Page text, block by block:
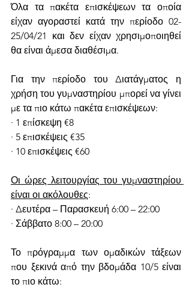
Όλα τα πακέτα επισκέψεων τα οποία
είχαν αγοραστεί κατά την περίοδο 02-
25/04/21 και δεν είχαν χρησιμοποιηθεί
θα είναι άμεσα διαθέσιμα.
Για την περίοδο του Διατάγματος η
χρήση του γυμναστηρίου μπορεί να γίνει
με τα πιο κάτω πακέτα επισκέψεων:
· 1 επίσκεψη €8
· 5 επισκέψεις €35
· 10 επισκέψεις €60
Οι ώρες λειτουργίας του γυμναστηρίου
είναι οι ακόλουθες:
· Δευτέρα – Παρασκευή 6:00 – 22:00
· Σάββατο 8:00 – 20:00
Το πρόγραμμα των ομαδικών τάξεων
που ξεκινά από την βδομάδα 10/5 είναι
το πιο κάτω: